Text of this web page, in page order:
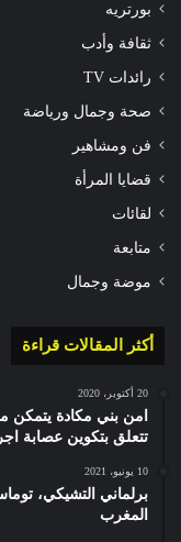
بورتريه
ثقافة وأدب
رائدات TV
صحة وجمال ورياضة
فن ومشاهير
قضايا المرأة
لقائات
متابعة
موضة وجمال
أكثر المقالات قراءة
20 أكتوبر، 2020
امن بني مكادة
تتعلق بتكوين عصابة
10 يونيو، 2021
برلماني التشيكي،
المغرب